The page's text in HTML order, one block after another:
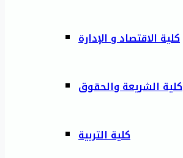
كلية الاقتصاد و الإدارة
كلية الشريعة والحقوق
كلية التربية